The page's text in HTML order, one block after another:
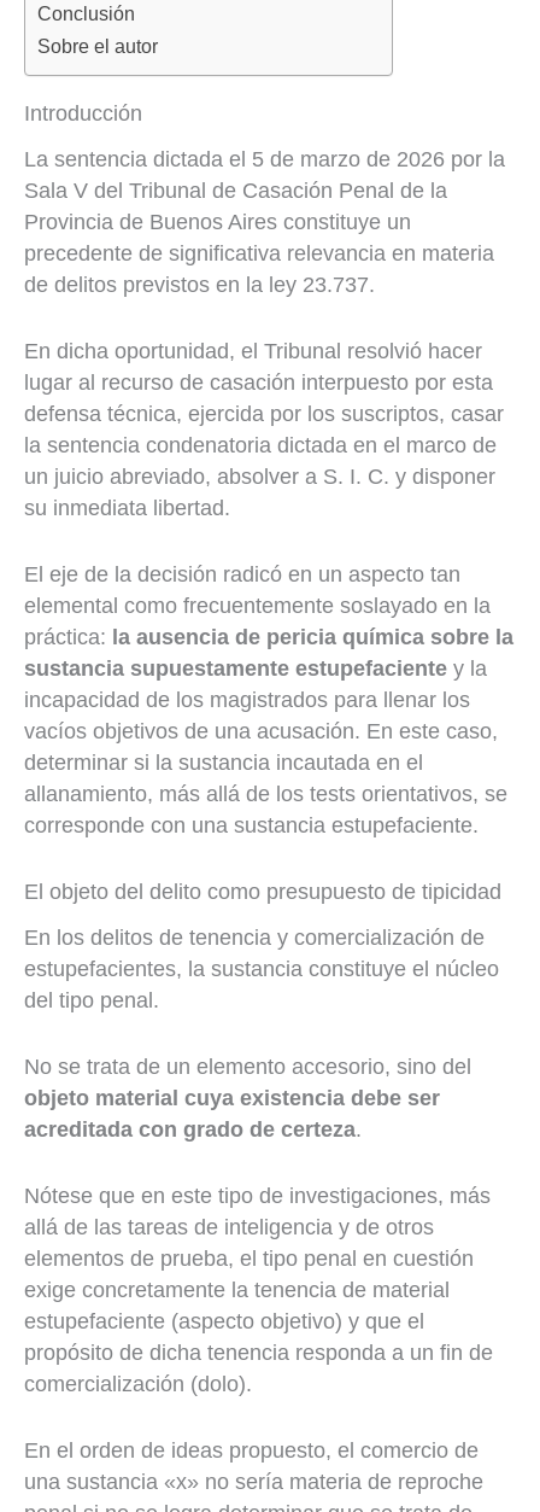
Conclusión
Sobre el autor
Introducción
La sentencia dictada el 5 de marzo de 2026 por la
Sala V del Tribunal de Casación Penal de la
Provincia de Buenos Aires constituye un
precedente de significativa relevancia en materia
de delitos previstos en la ley 23.737.
En dicha oportunidad, el Tribunal resolvió hacer
lugar al recurso de casación interpuesto por esta
defensa técnica, ejercida por los suscriptos, casar
la sentencia condenatoria dictada en el marco de
un juicio abreviado, absolver a S. I. C. y disponer
su inmediata libertad.
El eje de la decisión radicó en un aspecto tan
elemental como frecuentemente soslayado en la
práctica: la ausencia de pericia química sobre la
sustancia supuestamente estupefaciente y la
incapacidad de los magistrados para llenar los
vacíos objetivos de una acusación. En este caso,
determinar si la sustancia incautada en el
allanamiento, más allá de los tests orientativos, se
corresponde con una sustancia estupefaciente.
El objeto del delito como presupuesto de tipicidad
En los delitos de tenencia y comercialización de
estupefacientes, la sustancia constituye el núcleo
del tipo penal.
No se trata de un elemento accesorio, sino del
objeto material cuya existencia debe ser
acreditada con grado de certeza.
Nótese que en este tipo de investigaciones, más
allá de las tareas de inteligencia y de otros
elementos de prueba, el tipo penal en cuestión
exige concretamente la tenencia de material
estupefaciente (aspecto objetivo) y que el
propósito de dicha tenencia responda a un fin de
comercialización (dolo).
En el orden de ideas propuesto, el comercio de
una sustancia «x» no sería materia de reproche